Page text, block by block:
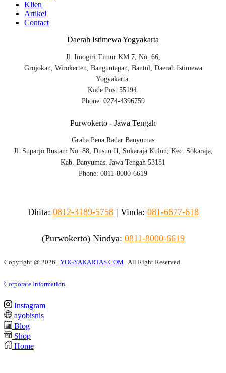
Klien
Artikel
Contact
Daerah Istimewa Yogyakarta
Jl. Imogiri Timur KM 7, No. 66,
Grojokan, Wirokerten, Banguntapan, Bantul, Daerah Istimewa
Yogyakarta.
Kode Pos: 55194.
Phone: 0274-4396759
Purwokerto - Jawa Tengah
Graha Pena Radar Banyumas
Jl. Suparjo Rustam No. 88, Dusun II, Sokaraja Kulon, Kec. Sokaraja,
Kab. Banyumas, Jawa Tengah 53181
Phone: 0811-8000-6619
Dhita: 0812-3189-5758| Vinda: 081-6677-618
(Purwokerto) Nindya: 0811-8000-6619
Copyright @ 2026 | YOGYAKARTAS.COM | All Right Reserved.
Corporate Information
Instagram
ayobisnis
Blog
Shop
Home